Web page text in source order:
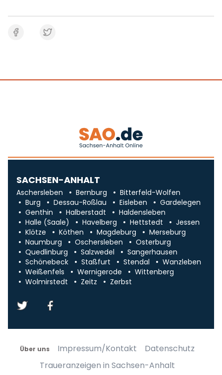
SACHSEN-ANHALT
Aschersleben Bernburg
Bitterfeld-Wolfen
Burg
Dessau-Roßlau Eisleben
Gardelegen
Genthin
Halberstadt
Haldensleben
Halle (Saale)
Havelberg Hettstedt
Jessen
Klötze
Köthen Magdeburg
Merseburg
Naumburg
Oschersleben
Osterburg
Quedlinburg
Salzwedel
Sangerhausen
Schönebeck
Staßfurt Stendal
Wanzleben
Weißenfels
Wernigerode
Wittenberg
Wolmirstedt
Zeitz Zerbst
Über uns Impressum/Kontakt
Datenschutz
Traueranzeigen in Sachsen-Anhalt